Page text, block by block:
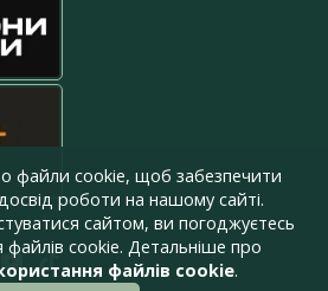
файли cookie, щоб забезпечити
роботи на нашому сайті.
сайтом, ви погоджуєтесь
файлів cookie. Детальніше про
файлів cookie.